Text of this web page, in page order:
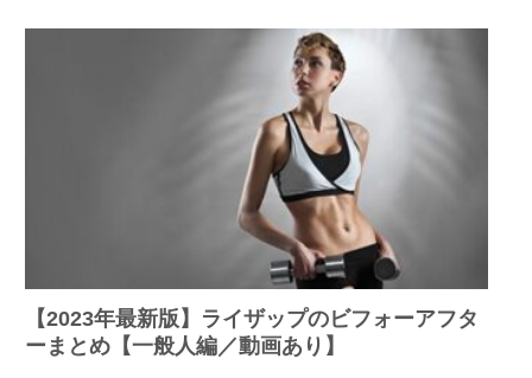
【2023年最新版】ライザップのビフォーアフタ
ーまとめ【一般人編／動画あり】